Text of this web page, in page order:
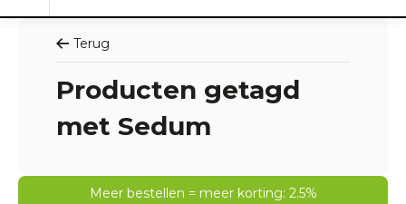
Terug
Producten getagd
met Sedum
Meer bestellen = meer korting: 2.5%